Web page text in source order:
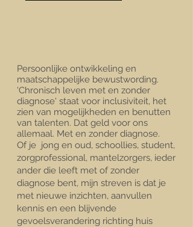
Persoonlijke ontwikkeling en
maatschappelijke bewustwording.
'Chronisch leven met en zonder
diagnose' staat voor inclusiviteit, het
zien van mogelijkheden en benutten
van talenten. Dat geld voor ons
allemaal. Met en zonder diagnose.
Of je jong en oud, schoollies, student,
zorgprofessional, mantelzorgers, ieder
ander die leeft met of zonder
diagnose bent, mijn streven is dat je
met nieuwe inzichten, aanvullen
kennis en een blijvende
gevoelsverandering richting huis